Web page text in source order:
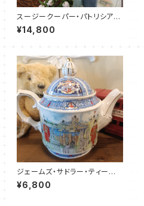
スージークーパー・パトリシアロ
ーズ・プレート（リボン＆スパイラ
ル）SCPA0091
¥14,800
ジェームズ・サドラー・ティーポッ
ト／LONDON（JS0004）
¥6,800